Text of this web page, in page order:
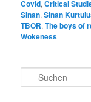
Covid,Critical
Sinan,Sinan
TBOR,The boys of
Wokeness
u